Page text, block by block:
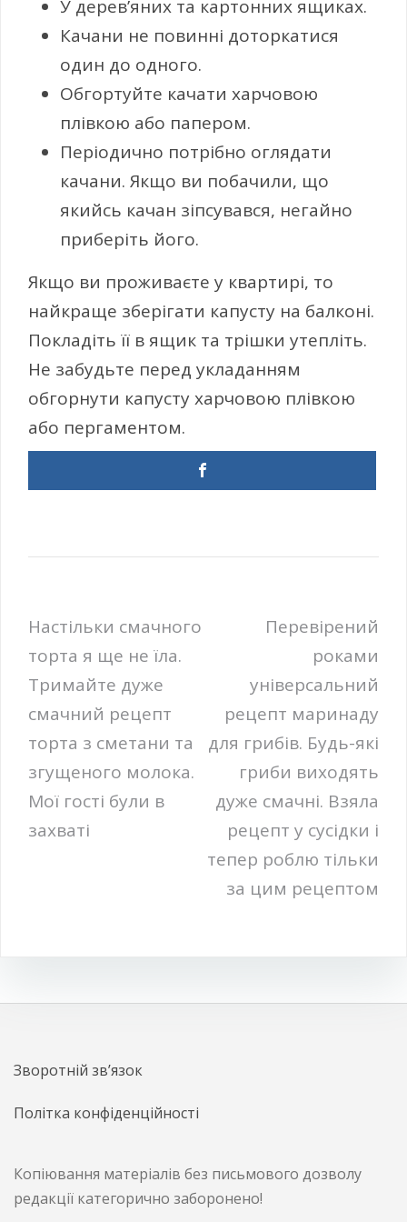
У дерев’яних та картонних ящиках.
Качани не повинні доторкатися
один до одного.
Обгортуйте качати харчовою
плівкою або папером.
Періодично потрібно оглядати
качани. Якщо ви побачили, що
якийсь качан зіпсувався, негайно
приберіть його.
Якщо ви проживаєте у квартирі, то
найкраще зберігати капусту на балконі.
Покладіть її в ящик та трішки утепліть.
Не забудьте перед укладанням
обгорнути капусту харчовою плівкою
або пергаментом.
Навігація
записів
Настільки смачного
торта я ще не їла.
Тримайте дуже
смачний рецепт
торта з сметани та
згущеного молока.
Мої гості були в
захваті
Перевірений
роками
універсальний
рецепт маринаду
для грибів. Будь-які
гриби виходять
дуже смачні. Взяла
рецепт у сусідки і
тепер роблю тільки
за цим рецептом
Зворотній зв’язок
Політка конфіденційності
Копіювання матеріалів без письмового дозволу
редакції категорично заборонено!